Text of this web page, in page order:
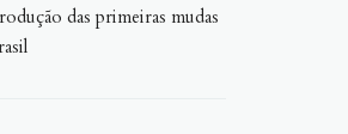
das primeiras mudas